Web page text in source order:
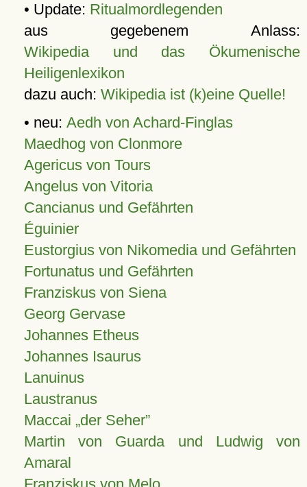
• Update: Ritualmordlegenden
aus gegebenem Anlass:
Wikipedia und das Ökumenische
Heiligenlexikon
dazu auch: Wikipedia ist (k)eine Quelle!
• neu: Aedh von Achard-Finglas
Maedhog von Clonmore
Agericus von Tours
Angelus von Vitoria
Cancianus und Gefährten
Éguinier
Eustorgius von Nikomedia und Gefährten
Fortunatus und Gefährten
Franziskus von Siena
Georg Gervase
Johannes Etheus
Johannes Isaurus
Lanuinus
Laustranus
Maccai „der Seher”
Martin von Guarda und Ludwig von
Amaral